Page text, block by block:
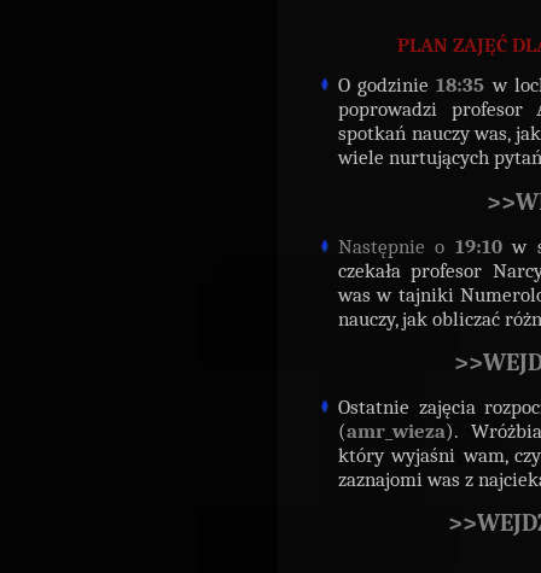
PLAN ZAJĘĆ
O godzinie 18:35w
poprowadzi
spotkań nauczy was,
wiele nurtujących
Następnie o 19:10w
czekała profesor
was w tajniki
nauczy, jak obliczać
Ostatnie zajęcia
(amr_wieza).
który wyjaśni wam,
zaznajomi was z